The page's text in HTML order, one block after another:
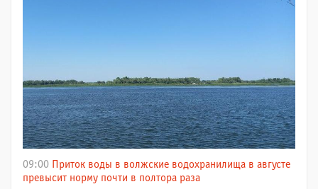
09:00 Приток воды в волжские водохранилища в августе
превысит норму почти в полтора раза